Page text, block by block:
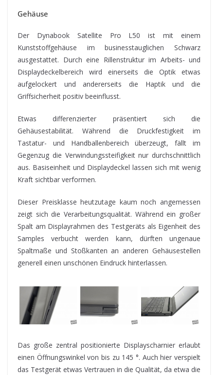
Gehäuse
Der Dynabook Satellite Pro L50 ist mit einem
Kunststoffgehäuse im businesstauglichen Schwarz
ausgestattet. Durch eine Rillenstruktur im Arbeits- und
Displaydeckelbereich wird einerseits die Optik etwas
aufgelockert und andererseits die Haptik und die
Griffsicherheit positiv beeinflusst.
Etwas differenzierter präsentiert sich die
Gehäusestabilität. Während die Druckfestigkeit im
Tastatur- und Handballenbereich überzeugt, fällt im
Gegenzug die Verwindungssteifigkeit nur durchschnittlich
aus. Basiseinheit und Displaydeckel lassen sich mit wenig
Kraft sichtbar verformen.
Dieser Preisklasse heutzutage kaum noch angemessen
zeigt sich die Verarbeitungsqualität. Während ein großer
Spalt am Displayrahmen des Testgeräts als Eigenheit des
Samples verbucht werden kann, dürften ungenaue
Spaltmaße und Stoßkanten an anderen Gehäusestellen
generell einen unschönen Eindruck hinterlassen.
Das große zentral positionierte Displayscharnier erlaubt
einen Öffnungswinkel von bis zu 145 °. Auch hier verspielt
das Testgerät etwas Vertrauen in die Qualität, da etwa die